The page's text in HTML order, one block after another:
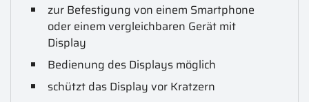
zur Befestigung von einem Smartphone
oder einem vergleichbaren Gerät mit
Display
Bedienung des Displays möglich
schützt das Display vor Kratzern